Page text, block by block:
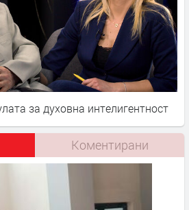
за духовна интелигентност
Коментирани